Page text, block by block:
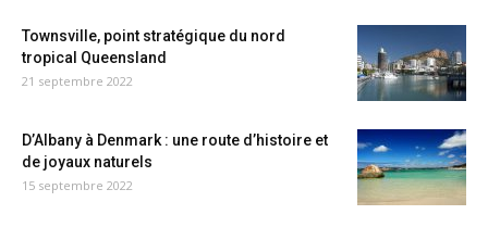
Townsville, point stratégique du nord
tropical Queensland
21 septembre 2022
D’Albany à Denmark : une route d’histoire et
de joyaux naturels
15 septembre 2022